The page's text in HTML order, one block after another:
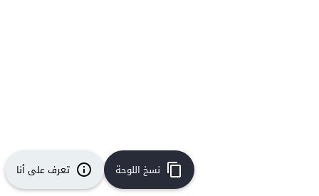
نسخ اللوحة تعرف على أنا